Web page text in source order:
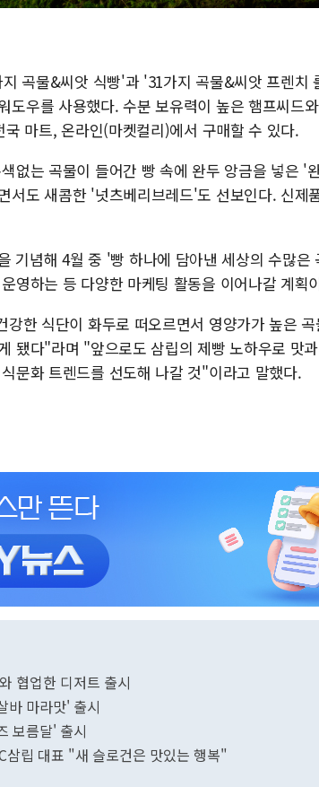
곡물&씨앗 식빵'과 '31가지 곡물&씨앗 프렌치
도우를 사용했다. 수분 보유력이 높은 햄프씨드
마트, 온라인(마켓컬리)에서 구매할 수 있다.
없는 곡물이 들어간 빵 속에 완두 앙금을 넣은 '
서도 새콤한 '넛츠베리브레드'도 선보인다. 신제
기념해 4월 중 '빵 하나에 담아낸 세상의 수많은
영하는 등 다양한 마케팅 활동을 이어나갈 계획
한 식단이 화두로 떠오르면서 영양가가 높은
됐다"라며 "앞으로도 삼립의 제빵 노하우로 맛
문화 트렌드를 선도해 나갈 것"이라고 말했다.
협업한 디저트 출시
바 마라맛' 출시
보름달' 출시
립 대표 "새 슬로건은 맛있는 행복"